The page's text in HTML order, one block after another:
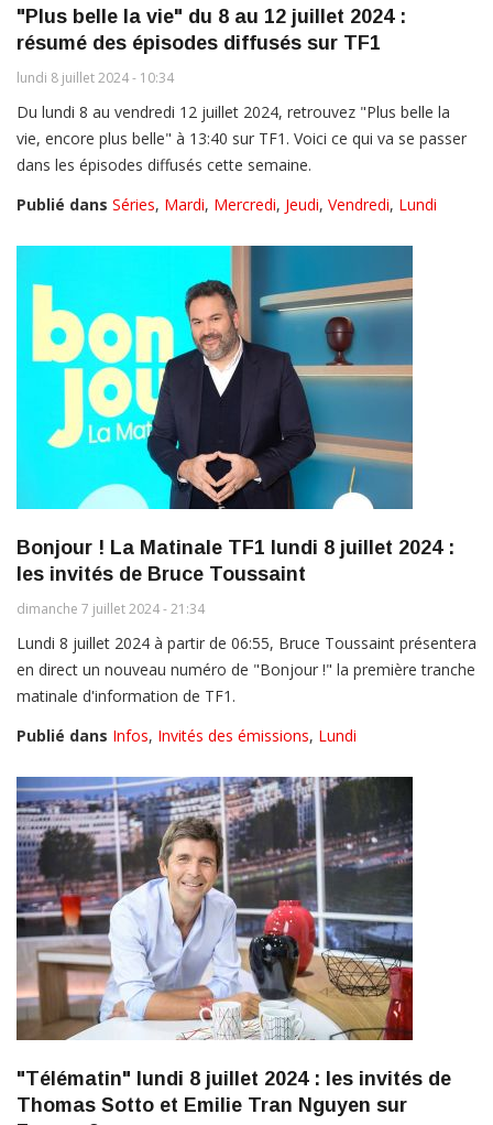
"Plus belle la vie" du 8 au 12 juillet 2024 :
résumé des épisodes diffusés sur TF1
lundi 8 juillet 2024 - 10:34
Du lundi 8 au vendredi 12 juillet 2024, retrouvez "Plus belle la
vie, encore plus belle" à 13:40 sur TF1. Voici ce qui va se passer
dans les épisodes diffusés cette semaine.
Publié dans Séries, Mardi, Mercredi, Jeudi, Vendredi, Lundi
Bonjour ! La Matinale TF1 lundi 8 juillet 2024 :
les invités de Bruce Toussaint
dimanche 7 juillet 2024 - 21:34
Lundi 8 juillet 2024 à partir de 06:55, Bruce Toussaint présentera
en direct un nouveau numéro de "Bonjour !" la première tranche
matinale d'information de TF1.
Publié dans Infos, Invités des émissions, Lundi
"Télématin" lundi 8 juillet 2024 : les invités de
Thomas Sotto et Emilie Tran Nguyen sur